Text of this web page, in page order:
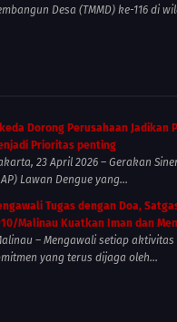
Desa (TMMD) ke-116 di
Dorong Perusahaan Jadikan
Prioritas penting
23 April 2026 – Gerakan
Lawan Dengue yang...
Tugas dengan Doa,
Malinau Kuatkan Iman dan
– Mengawali setiap
yang terus dijaga oleh...